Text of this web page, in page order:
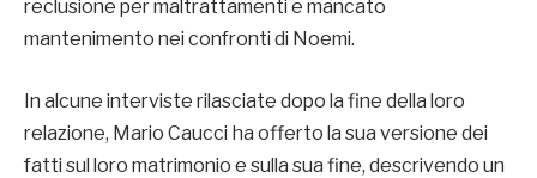
reclusione per maltrattamenti e mancato
mantenimento nei confronti di Noemi.
In alcune interviste rilasciate dopo la fine della loro
relazione, Mario Caucci ha offerto la sua versione dei
fatti sul loro matrimonio e sulla sua fine, descrivendo un